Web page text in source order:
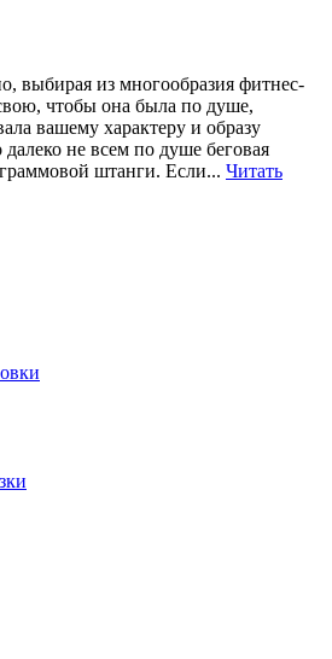
выбирая из многообразия фитнес-
чтобы она была по душе,
вашему характеру и образу
не всем по душе беговая
штанги. Если... Читать